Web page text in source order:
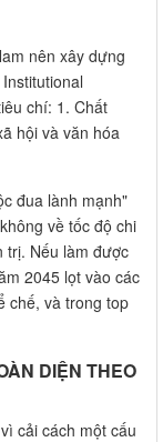
nên xây dựng
chí: 1. Chất
hội và văn hóa
đua lành mạnh"
về tốc độ chi
trị. Nếu làm được
2045 lọt vào các
chế, và trong top
DIỆN THEO
cải cách một cấu